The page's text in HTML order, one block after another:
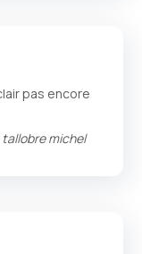
pas encore
tallobre michel